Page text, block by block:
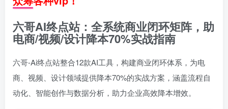
六哥AI终点站：全系统商业闭环矩阵，助
电商/视频/设计降本70%实战指南
六哥-Ai终点站整合12款AI工具，构建商业闭环体系，为电
商、视频、设计领域提供降本70%的实战方案，涵盖流程自
动化、智能创作与数据分析，助力企业高效降本增效。